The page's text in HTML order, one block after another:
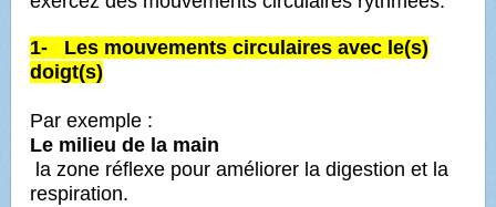
1- Les mouvements circulaires avec le(s)
doigt(s)
Par exemple :
Le milieu de la main
la zone réflexe pour améliorer la digestion et la
respiration.